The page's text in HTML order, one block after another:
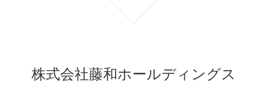
株式会社藤和ホールディングス